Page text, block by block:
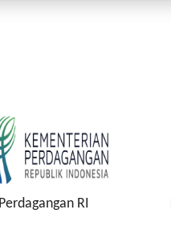
Perdagangan RI